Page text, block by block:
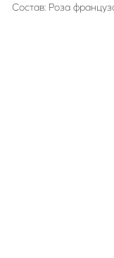
Состав: Роза